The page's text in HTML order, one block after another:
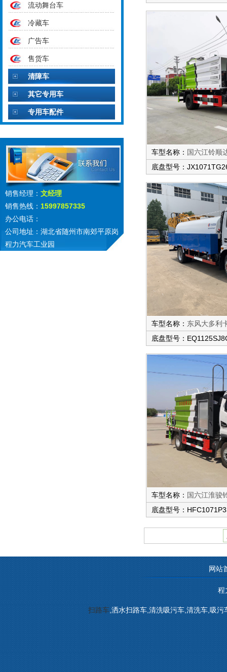
流动舞台车
冷藏车
广告车
售货车
清障车
其它专用车
专用车配件
销售经理： 文经理
销售热线： 15997857335
办公电话：
公司地址：湖北省随州市南郊平原岗
程力汽车工业园
车型名称： 国六江铃顺
底盘型号：
车型名称： 东风大多利
底盘型号：
车型名称： 国六江淮骏
底盘型号：
网站
程
扫路车 ,洒水扫路车,清洗吸污车,清洗车,吸